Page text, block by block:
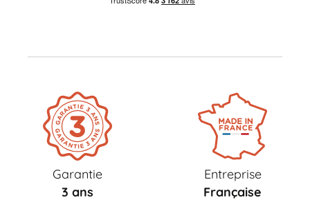
Garantie
3 ans
Entreprise
Française